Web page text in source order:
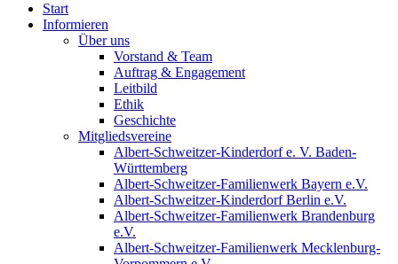
Start
Informieren
Über uns
Vorstand & Team
Auftrag & Engagement
Leitbild
Ethik
Geschichte
Mitgliedsvereine
Albert-Schweitzer-Kinderdorf e. V. Baden-
Württemberg
Albert-Schweitzer-Familienwerk Bayern e.V.
Albert-Schweitzer-Kinderdorf Berlin e.V.
Albert-Schweitzer-Familienwerk Brandenburg
e.V.
Albert-Schweitzer-Familienwerk Mecklenburg-